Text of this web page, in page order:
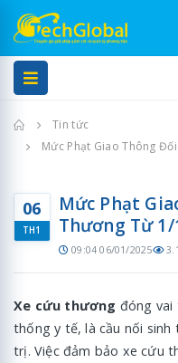
Trang chủ
Tin tức
Mức Phạt Giao Thông
06
TH1
Mức Phạt
Thương Từ
09:04 06/01/2025
Xe cứu thương đóng vai
thống y tế, là cầu nối
trị. Việc đảm bảo xe cứu